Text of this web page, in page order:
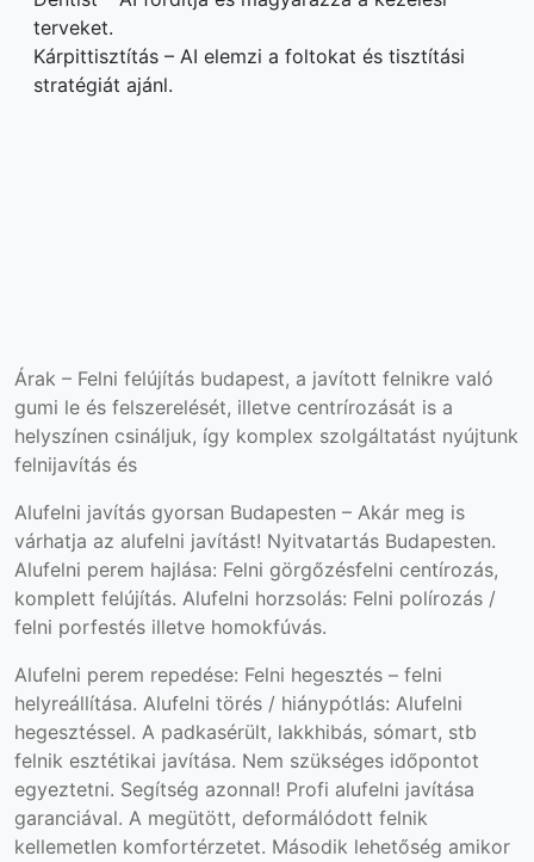
terveket.
Kárpittisztítás – AI elemzi a foltokat és tisztítási
stratégiát ajánl.
Árak – Felni felújítás budapest, a javított felnikre való
gumi le és felszerelését, illetve centrírozását is a
helyszínen csináljuk, így komplex szolgáltatást nyújtunk
felnijavítás és
Alufelni javítás gyorsan Budapesten – Akár meg is
várhatja az alufelni javítást! Nyitvatartás Budapesten.
Alufelni perem hajlása: Felni görgőzésfelni centírozás,
komplett felújítás. Alufelni horzsolás: Felni polírozás /
felni porfestés illetve homokfúvás.
Alufelni perem repedése: Felni hegesztés – felni
helyreállítása. Alufelni törés / hiánypótlás: Alufelni
hegesztéssel. A padkasérült, lakkhibás, sómart, stb
felnik esztétikai javítása. Nem szükséges időpontot
egyeztetni. Segítség azonnal! Profi alufelni javítása
garanciával. A megütött, deformálódott felnik
kellemetlen komfortérzetet. Második lehetőség amikor